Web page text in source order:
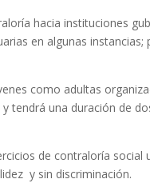
hacia instituciones
en algunas
como adultas
tendrá una duración de
de contraloría
y sin discriminación.